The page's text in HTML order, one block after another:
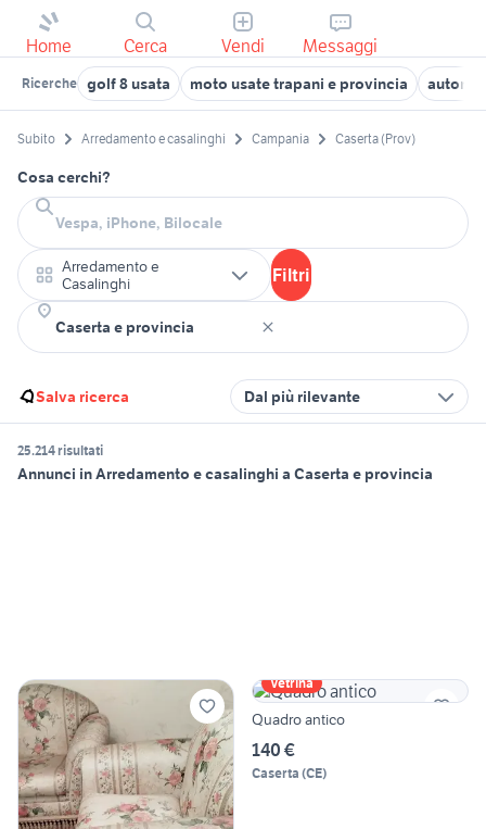
Home Cerca Vendi Messaggi
Ricerche golf 8 usata moto usate trapani e provincia
Subito Arredamento e casalinghi Campania Caserta (Prov)
Cosa cerchi?
Arredamento e
Casalinghi
Filtri
Salva ricerca Dal più rilevante
25.214 risultati
Annunci in Arredamento e casalinghi a Caserta e provincia
Vetrina
Quadro antico
140 €
Caserta (CE)